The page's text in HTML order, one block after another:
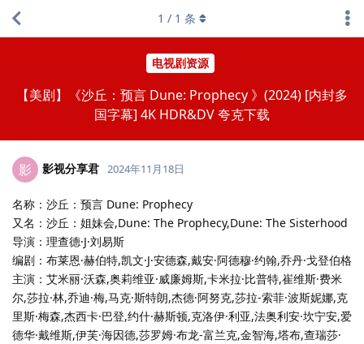
电视剧资源
【美剧】《沙丘：预言 Dune: Prophecy 》(2024) [内封多
国字幕] 4K HDR&DV 夸克下载
1 / 1 条
影 影视分享君 2024年11月18日
名称：沙丘：预言 Dune: Prophecy
又名：沙丘：姐妹会,Dune: The Prophecy,Dune: The Sisterhood
导演：理查德·J·刘易斯
编剧：布莱恩·赫伯特,凯文·J·安德森,戴安·阿德穆·约翰,乔丹·戈登伯格
主演：艾米丽·沃森,奥莉维亚·威廉姆斯,卡米拉·比普特,崔维斯·费米
尔,莎拉·林,乔迪·梅,马克·斯特朗,杰德·阿努克,莎拉-索菲·波斯妮娜,克
里斯·梅森,杰西卡·巴登,约什·赫斯顿,克洛伊·利亚,法奥利安·坎宁安,爱
德华·戴维斯,伊芙·海因德,莎罗姆·布龙-富兰克,金智海,塔布,查瑞莎·